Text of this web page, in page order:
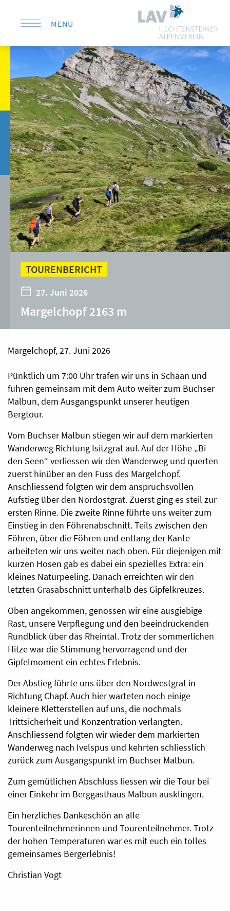
MENU
KONTAKT
TOURENBERICHT
27. Juni 2026
Margelchopf 2163 m
Margelchopf, 27. Juni 2026
Pünktlich um 7:00 Uhr trafen wir uns in Schaan und
fuhren gemeinsam mit dem Auto weiter zum Buchser
Malbun, dem Ausgangspunkt unserer heutigen
Bergtour.
Vom Buchser Malbun stiegen wir auf dem markierten
Wanderweg Richtung Isitzgrat auf. Auf der Höhe „Bi
den Seen“ verliessen wir den Wanderweg und querten
zuerst hinüber an den Fuss des Margelchopf.
Anschliessend folgten wir dem anspruchsvollen
Aufstieg über den Nordostgrat. Zuerst ging es steil zur
ersten Rinne. Die zweite Rinne führte uns weiter zum
Einstieg in den Föhrenabschnitt. Teils zwischen den
Föhren, über die Föhren und entlang der Kante
arbeiteten wir uns weiter nach oben. Für diejenigen mit
kurzen Hosen gab es dabei ein spezielles Extra: ein
kleines Naturpeeling. Danach erreichten wir den
letzten Grasabschnitt unterhalb des Gipfelkreuzes.
Oben angekommen, genossen wir eine ausgiebige
Rast, unsere Verpflegung und den beeindruckenden
Rundblick über das Rheintal. Trotz der sommerlichen
Hitze war die Stimmung hervorragend und der
Gipfelmoment ein echtes Erlebnis.
Der Abstieg führte uns über den Nordwestgrat in
Richtung Chapf. Auch hier warteten noch einige
kleinere Kletterstellen auf uns, die nochmals
Trittsicherheit und Konzentration verlangten.
Anschliessend folgten wir wieder dem markierten
Wanderweg nach Ivelspus und kehrten schliesslich
zurück zum Ausgangspunkt im Buchser Malbun.
Zum gemütlichen Abschluss liessen wir die Tour bei
einer Einkehr im Berggasthaus Malbun ausklingen.
Ein herzliches Dankeschön an alle
Tourenteilnehmerinnen und Tourenteilnehmer. Trotz
der hohen Temperaturen war es mit euch ein tolles
gemeinsames Bergerlebnis!
Christian Vogt